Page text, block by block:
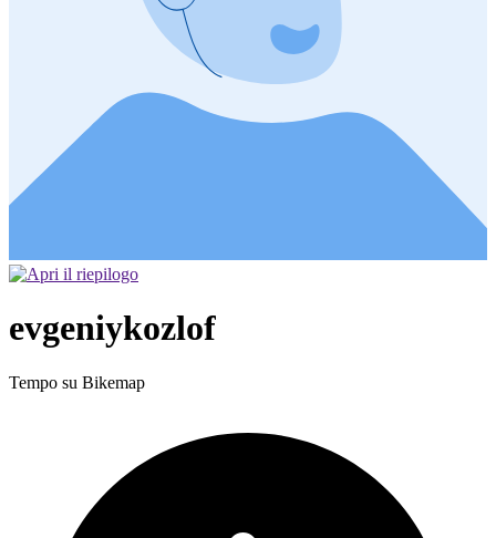
evgeniykozlof
Tempo su Bikemap